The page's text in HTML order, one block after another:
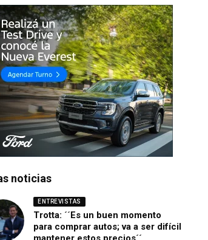
noticias
ENTREVISTAS
Trotta: ´´Es un buen momento
para comprar autos; va a ser difícil